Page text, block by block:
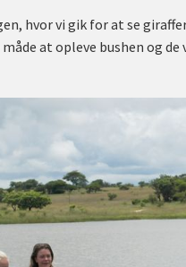
hvor vi gik for at se
at opleve bushen og